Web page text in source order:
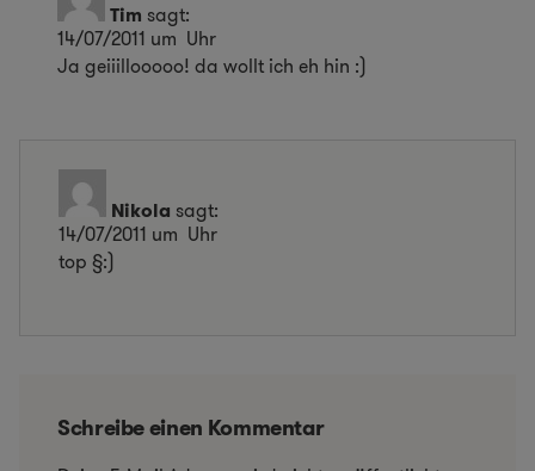
Tim sagt:
14/07/2011 um Uhr
Ja geiiillooooo! da wollt ich eh hin :)
Nikola sagt:
14/07/2011 um Uhr
top §:)
Schreibe einen Kommentar